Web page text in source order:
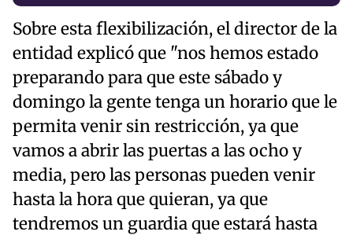
Sobre esta flexibilización, el director de la
entidad explicó que "nos hemos estado
preparando para que este sábado y
domingo la gente tenga un horario que le
permita venir sin restricción, ya que
vamos a abrir las puertas a las ocho y
media, pero las personas pueden venir
hasta la hora que quieran, ya que
tendremos un guardia que estará hasta